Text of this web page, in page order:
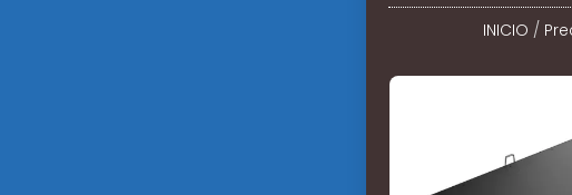
INICIO /